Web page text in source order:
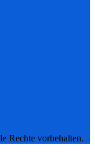
Rechte vorbehalten.